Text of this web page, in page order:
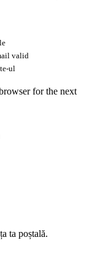
valid
ul
for the next
ta poștală.